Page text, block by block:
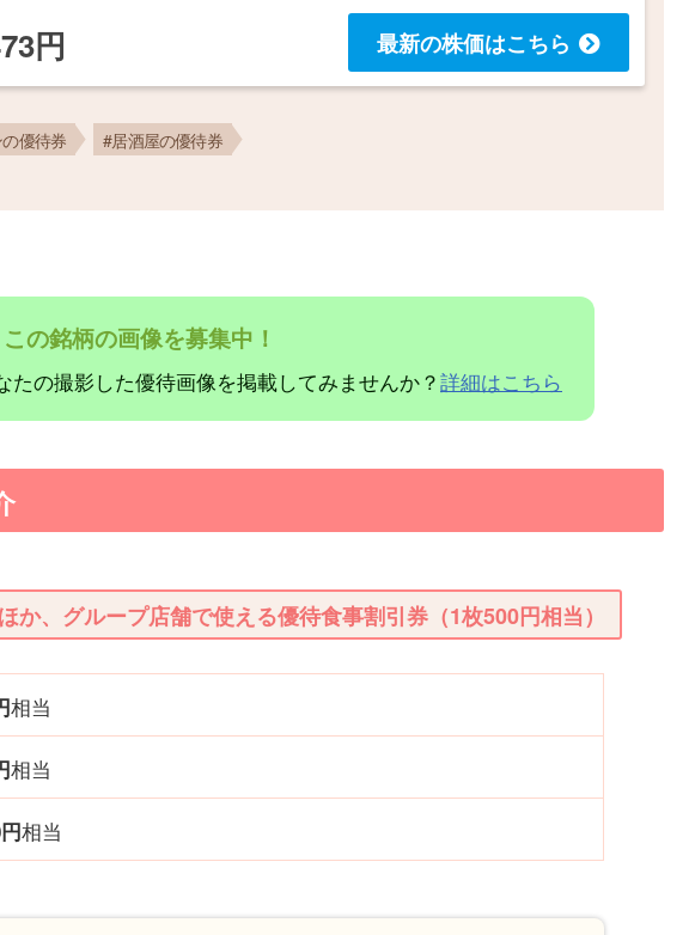
円 最新の株価はこちら
優待券 #居酒屋の優待券
この銘柄の画像を募集中！
たの撮影した優待画像を掲載してみませんか？詳細はこちら
か、グループ店舗で使える優待食事割引券（1枚500円相当）
相当
相当
相当